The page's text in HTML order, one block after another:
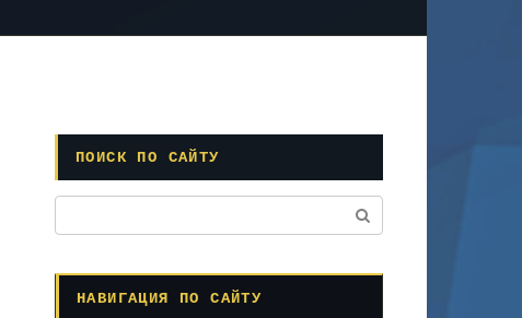
ПОИСК ПО САЙТУ
НАВИГАЦИЯ ПО САЙТУ